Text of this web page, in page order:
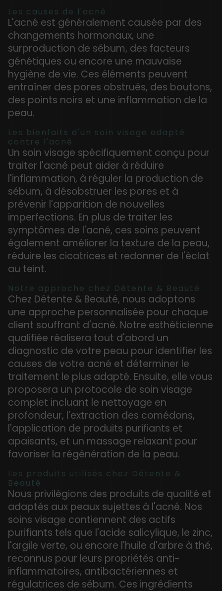
Les causes de l'acné
L'acné est généralement causée par des
changements hormonaux, une
surproduction de sébum, des facteurs
génétiques ou encore une mauvaise
hygiène de vie. Ces éléments peuvent
entraîner des pores obstrués, des boutons,
des points noirs et une inflammation de la
peau.
Les bienfaits d'un soin visage adapté
contre l'acné
Un soin visage spécifiquement conçu pour
traiter l'acné peut aider à réduire
l'inflammation, à réguler la production de
sébum, à désobstruer les pores et à
prévenir l'apparition de nouvelles
imperfections. En plus de traiter les
symptômes de l'acné, ces soins peuvent
également améliorer la texture de la peau,
réduire les cicatrices et redonner de l'éclat
au teint.
Notre approche chez Détente & Beauté
Chez Détente & Beauté, nous adoptons
une approche personnalisée pour chaque
client souffrant d'acné. Notre esthéticienne
qualifiée réalisera tout d'abord un
diagnostic de votre peau pour identifier les
causes de votre acné et déterminer le
traitement le plus adapté. Ensuite, elle vous
proposera un protocole de soin visage
complet incluant le nettoyage en
profondeur, l'extraction des comédons,
l'application de produits purifiants et
apaisants, et un massage relaxant pour
favoriser la régénération de la peau.
Les produits utilisés chez Détente &
Beauté
Nous privilégions des produits de qualité et
adaptés aux peaux sujettes à l'acné. Nos
soins visage contiennent des actifs
purifiants tels que l'acide salicylique, le zinc,
l'argile verte, ou encore l'huile d'arbre à thé,
reconnus pour leurs propriétés anti-
inflammatoires, antibactériennes et
régulatrices de sébum. Ces ingrédients